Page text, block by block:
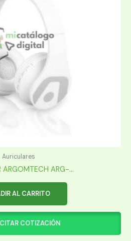
Auriculares
ARGOMTECH ARG-...
AL CARRITO
COTIZACIÓN